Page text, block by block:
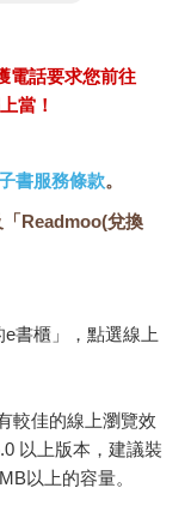
電話要求您前往
當！
書服務條款。
Readmoo(兌換
書櫃」，點選線上
較佳的線上瀏覽效
以上版本，建議裝
以上的容量。